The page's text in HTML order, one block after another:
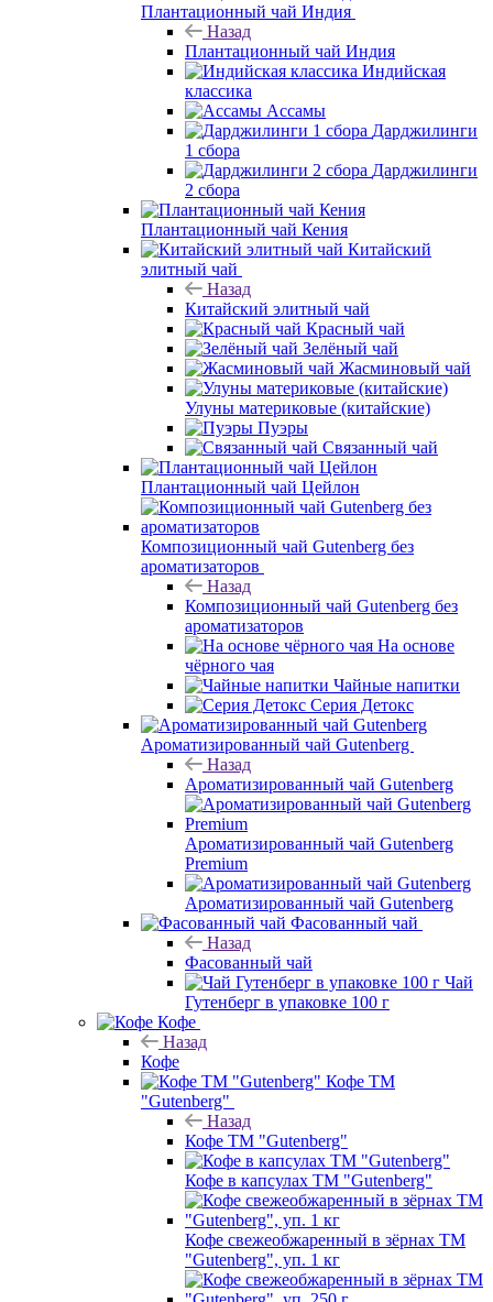
Плантационный чай Индия
Назад
Плантационный чай Индия
Индийская
классика
Ассамы
Дарджилинги
1 сбора
Дарджилинги
2 сбора
Плантационный чай Кения
Китайский
элитный чай
Назад
Китайский элитный чай
Красный чай
Зелёный чай
Жасминовый чай
Улуны материковые (китайские)
Пуэры
Связанный чай
Плантационный чай Цейлон
Композиционный чай Gutenberg без
ароматизаторов
Назад
Композиционный чай Gutenberg без
ароматизаторов
На основе
чёрного чая
Чайные напитки
Серия Детокс
Ароматизированный чай Gutenberg
Назад
Ароматизированный чай Gutenberg
Ароматизированный чай Gutenberg
Premium
Ароматизированный чай Gutenberg
Фасованный чай
Назад
Фасованный чай
Чай
Гутенберг в упаковке 100 г
Кофе
Назад
Кофе
Кофе ТМ
"Gutenberg"
Назад
Кофе ТМ "Gutenberg"
Кофе в капсулах ТМ "Gutenberg"
Кофе свежеобжаренный в зёрнах ТМ
"Gutenberg", уп. 1 кг